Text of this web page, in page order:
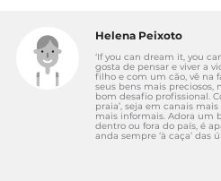
Helena Peixoto
‘If you can dream it, you
gosta de pensar e viver a
filho e com um cão, vê na
seus bens mais preciosos,
bom desafio profissional.
praia’, seja em canais
mais informais. Adora um
dentro ou fora do país, é
anda sempre ‘à caça’ das